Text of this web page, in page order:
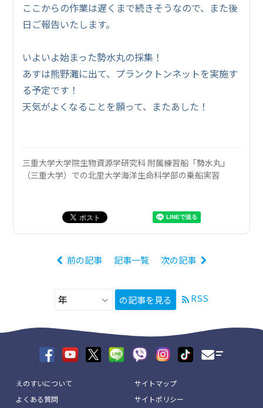
ここからの作業は遅くまで続きそうなので、また後
日ご報告いたします。
いよいよ始まった勢水丸の採集！
あすは熊野灘に出て、プランクトンネットを実施す
る予定です！
天気がよくなることを願って、またあした！
三重大学大学院生物資源学研究科 附属練習船「勢水丸」
（三重大学）での北里大学海洋生命科学部の乗船実習
前の記事 記事一覧 次の記事
の記事を見る RSS
えのすいについて
よくある質問
サイトマップ
サイトポリシー